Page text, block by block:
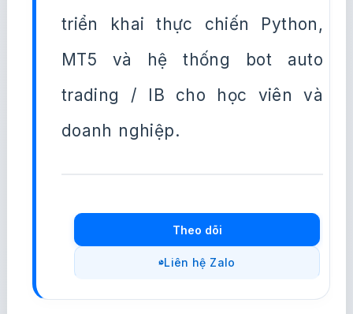
triển khai thực chiến Python,
MT5 và hệ thống bot auto
trading / IB cho học viên và
doanh nghiệp.
Theo dõi
Liên hệ Zalo